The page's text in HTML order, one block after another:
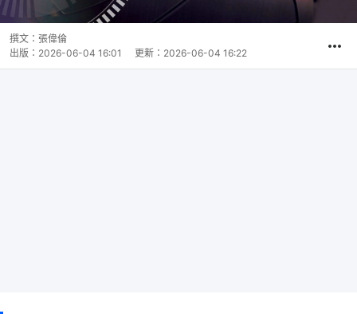
撰文： 張偉倫
出版： 2026-06-04 16:01 更新： 2026-06-04 16:22